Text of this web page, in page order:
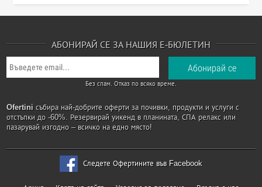
АБОНИРАЙ СЕ ЗА НАШИЯ Е-БЮЛЕТИН
Без спам. Отказ по всяко време.
Ofertini събира най-добрите оферти за почивки, продукти и услуги с
отстъпки до -60%. Резервирай уикенд в планината, СПА релакс или
пазарувай изгодно – всичко на едно място!
Следете Офертините във Facebook